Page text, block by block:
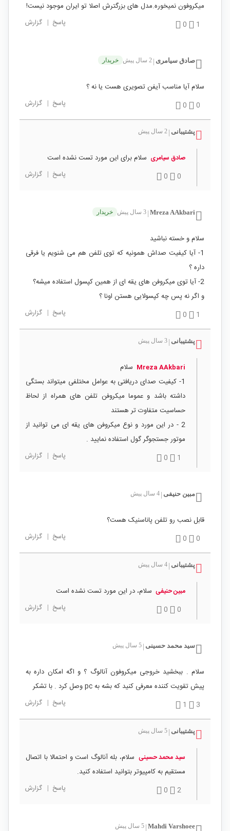
میکروفون نمیخوره.مدل های بزرگترش اصلا تو ایران موجود نیست!
1
0 پاسخ | گزارش
صادق سیامری 2 سال پیش خریدار
سلام آیا مناسب آیفن تصویری هست یا نه ؟
0
0 پاسخ | گزارش
پشتیبانی 2 سال پیش
صادق سیامری سلام برای این مورد تست نشده است
0
0 پاسخ | گزارش
Mreza AAkbari 3 سال پیش خریدار
سلام و خسته نباشید
1- آیا کیفیت صداش همونیه که توی تلفن هم می شنویم یا فرقی
داره ؟
2- آیا توی میکروفن های یقه ای از همین کپسول استفاده میشه؟
و اگر نه پس چه کپسولایی هستن اونا ؟
1
0 پاسخ | گزارش
پشتیبانی 3 سال پیش
Mreza AAkbari سلام
1- کیفیت صدای دریافتی به عوامل مختلفی میتواند بستگی
داشته باشد و عموما میکروفن تلفن های همراه از لحاظ
حساسیت متفاوت تر هستند
2 - در این مورد و نوع میکروفن های یقه ای می توانید از
موتور جستجوگر گول استفاده نمایید .
1
0 پاسخ | گزارش
مبین حنیفی 4 سال پیش
قابل نصب رو تلفن پاناسنیک هست؟
0
0 پاسخ | گزارش
پشتیبانی 4 سال پیش
مبین حنیفی سلام، در این مورد تست نشده است
0
0 پاسخ | گزارش
سید محمد حسینی 5 سال پیش
سلام . ببخشید خروجی میکروفون آنالوگ ؟ و اگه امکان داره به
پیش تقویت کننده معرفی کنید که بشه به pc وصل کرد . با تشکر
3
1 پاسخ | گزارش
پشتیبانی 5 سال پیش
سید محمد حسینی سلام، بله آنالوگ است و احتمالا با اتصال
مستقیم به کامپیوتر بتوانید استفاده کنید.
2
0 پاسخ | گزارش
Mahdi Varshoee 5 سال پیش